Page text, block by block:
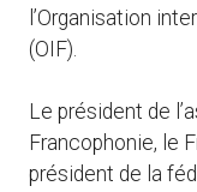
l’Organisation
(OIF).
Le président de
Francophonie, le
président de la